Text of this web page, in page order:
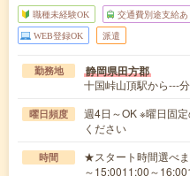
職種未経験OK 交通費別途支給あ
WEB登録OK 派遣
勤務地 静岡県田方郡
十国峠山頂駅から---
曜日頻度
週4日～OK ※曜日固
ください
時間
★スタート時間選べ
～15:0011:00～